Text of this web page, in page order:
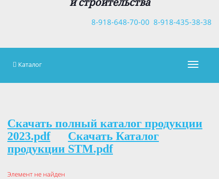
8-918-435-38-38
8-918-648-70-00
Каталог
Скачать полный каталог продукции
2023.pdf
Скачать Каталог
продукции STM.pdf
Элемент не найден